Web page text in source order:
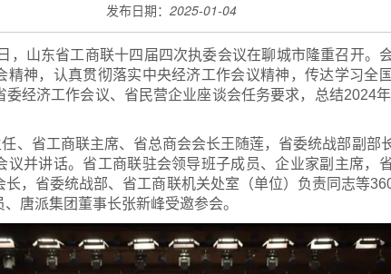
发布日期： 2025-01-04
，山东省工商联十四届四次执委会议在聊城市隆重召开。
精神，认真贯彻落实中央经济工作会议精神，传达学习全
委经济工作会议、省民营企业座谈会任务要求，总结2024
、省工商联主席、省总商会会长王随莲，省委统战部副部
议并讲话。省工商联驻会领导班子成员、企业家副主席，
长，省委统战部、省工商联机关处室（单位）负责同志等
唐派集团董事长张新峰受邀参会。